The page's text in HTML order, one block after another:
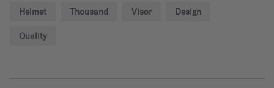
Helmet Thousand Visor Design
Quality